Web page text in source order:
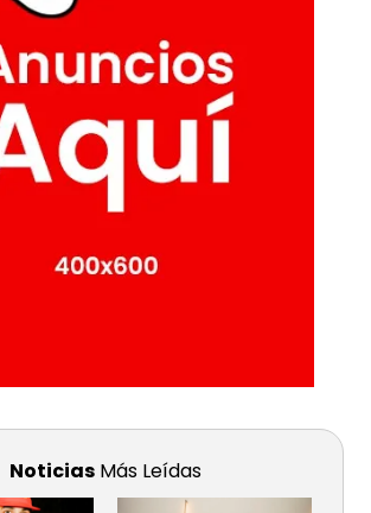
Noticias Más Leídas